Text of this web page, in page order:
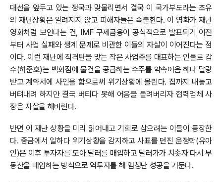
대선을 앞두고 있는 정국과 맞물리면서 결국 이 국가부도라는 초유
의 재난상황은 알려지지 않고 피해자들은 속출한다. 이 영화가 재난
영화처럼 보인다는 건, IMF 구제금융이 공식적으로 발표되기 이전
부터 사업 실패와 생계 문제로 비관한 이들의 자살이 이어진다는 점
이다. 이런 재난에 직격탄을 맞는 작은 사업주를 대표하는 인물로 갑
수(허준호)는 백화점에 물건을 공급하는 수주를 약속어음 하나 달랑
받고 계약서에 사인을 함으로써 위기상황에 몰린다. 집까지 내놓고
버텨내려 하지만 결국 버티다 못해 어음을 돌려버리자 협력업체 사
장은 자살을 해버린다.
반면 이 재난 상황을 미리 읽어내고 기회로 삼으려는 이들이 등장한
다. 종금에서 일하다 위기상황을 감지하고 사표를 던진 윤정학(유아
인)은 이후 투자자를 모아 달러를 매입하고 달러가가 치솟자 다시 부
동산을 매입하는 방식으로 역투자를 해 엄청난 성공을 거둔다.